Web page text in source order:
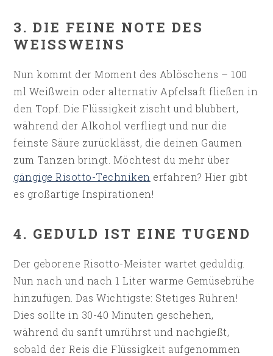
3. DIE FEINE NOTE DES
WEISSWEINS
Nun kommt der Moment des Ablöschens – 100
ml Weißwein oder alternativ Apfelsaft fließen in
den Topf. Die Flüssigkeit zischt und blubbert,
während der Alkohol verfliegt und nur die
feinste Säure zurücklässt, die deinen Gaumen
zum Tanzen bringt. Möchtest du mehr über
gängige Risotto-Techniken erfahren? Hier gibt
es großartige Inspirationen!
4. GEDULD IST EINE TUGEND
Der geborene Risotto-Meister wartet geduldig.
Nun nach und nach 1 Liter warme Gemüsebrühe
hinzufügen. Das Wichtigste: Stetiges Rühren!
Dies sollte in 30-40 Minuten geschehen,
während du sanft umrührst und nachgießt,
sobald der Reis die Flüssigkeit aufgenommen